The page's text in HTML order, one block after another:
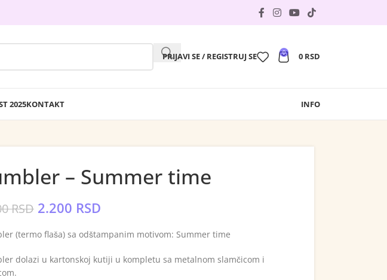
PRIJAVI SE / REGISTRUJ SE 0 0 RSD
2025KONTAKT INFO
– Summer time
RSD 2.200 RSD
(termo flaša) sa odštampanim motivom: Summer time
dolazi u kartonskoj kutiji u kompletu sa metalnom slamčicom i